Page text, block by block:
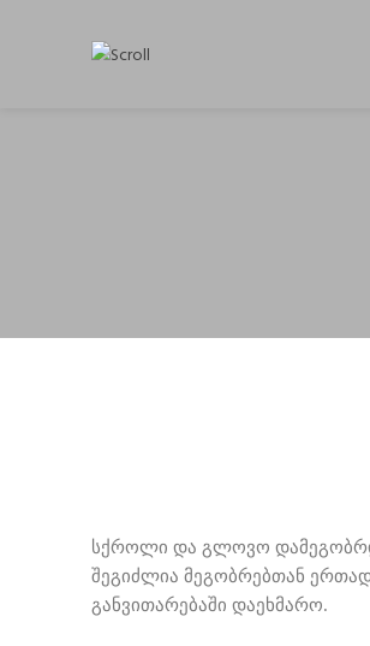
სქროლი და გლოვო
შეგიძლია მეგობრებთან
განვითარებაში დაეხმარო.